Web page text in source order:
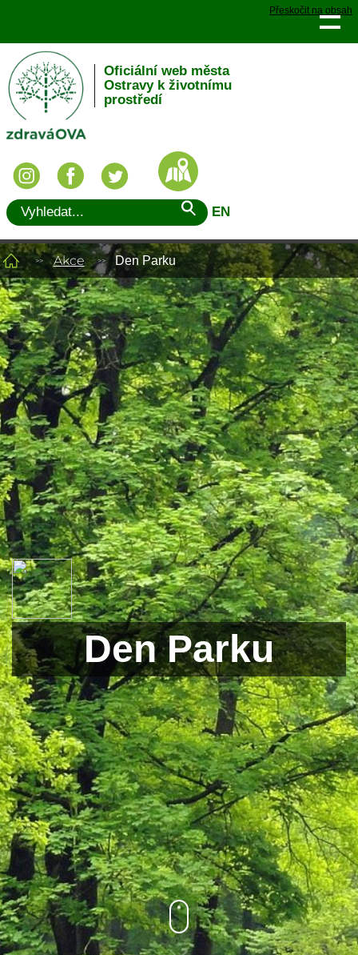
Přeskočit na obsah
Oficiální web města
Ostravy k životnímu
prostředí
EN
Akce Den Parku
Den Parku